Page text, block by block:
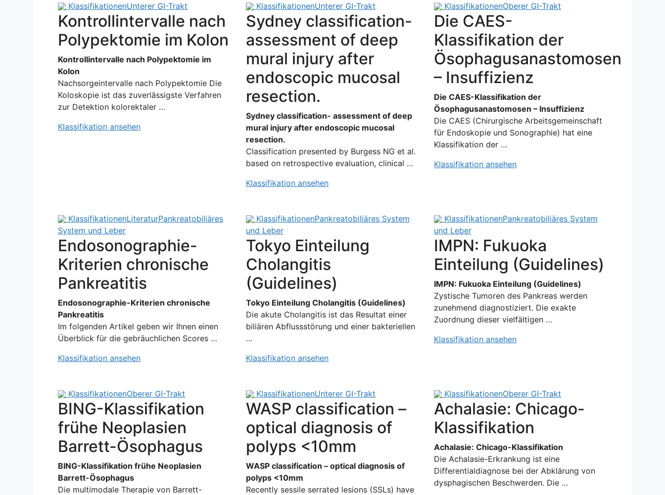
KlassifikationenUnterer GI-Trakt
Kontrollintervalle nach
Polypektomie im Kolon
Kontrollintervalle nach Polypektomie im
Kolon
Nachsorgeintervalle nach Polypektomie Die
Koloskopie ist das zuverlässigste Verfahren
zur Detektion kolorektaler …
Klassifikation ansehen
KlassifikationenUnterer GI-Trakt
Sydney classification-
assessment of deep
mural injury after
endoscopic mucosal
resection.
Sydney classification- assessment of deep
mural injury after endoscopic mucosal
resection.
Classification presented by Burgess NG et al.
based on retrospective evaluation, clinical …
Klassifikation ansehen
KlassifikationenOberer GI-Trakt
Die CAES-
Klassifikation der
Ösophagusanastomosen
– Insuffizienz
Die CAES-Klassifikation der
Ösophagusanastomosen – Insuffizienz
Die CAES (Chirurgische Arbeitsgemeinschaft
für Endoskopie und Sonographie) hat eine
Klassifikation der …
Klassifikation ansehen
KlassifikationenLiteraturPankreatobiliäres
System und Leber
Endosonographie-
Kriterien chronische
Pankreatitis
Endosonographie-Kriterien chronische
Pankreatitis
Im folgenden Artikel geben wir Ihnen einen
Überblick für die gebräuchlichen Scores …
Klassifikation ansehen
KlassifikationenPankreatobiliäres System
und Leber
Tokyo Einteilung
Cholangitis
(Guidelines)
Tokyo Einteilung Cholangitis (Guidelines)
Die akute Cholangitis ist das Resultat einer
biliären Abflussstörung und einer bakteriellen
…
Klassifikation ansehen
KlassifikationenPankreatobiliäres System
und Leber
IMPN: Fukuoka
Einteilung (Guidelines)
IMPN: Fukuoka Einteilung (Guidelines)
Zystische Tumoren des Pankreas werden
zunehmend diagnostiziert. Die exakte
Zuordnung dieser vielfältigen …
Klassifikation ansehen
KlassifikationenOberer GI-Trakt
BING-Klassifikation
frühe Neoplasien
Barrett-Ösophagus
BING-Klassifikation frühe Neoplasien
Barrett-Ösophagus
Die multimodale Therapie von Barrett-
KlassifikationenUnterer GI-Trakt
WASP classification –
optical diagnosis of
polyps <10mm
WASP classification – optical diagnosis of
polyps <10mm
Recently sessile serrated lesions (SSLs) have
KlassifikationenOberer GI-Trakt
Achalasie: Chicago-
Klassifikation
Achalasie: Chicago-Klassifikation
Die Achalasie-Erkrankung ist eine
Differentialdiagnose bei der Abklärung von
dysphagischen Beschwerden. Die …